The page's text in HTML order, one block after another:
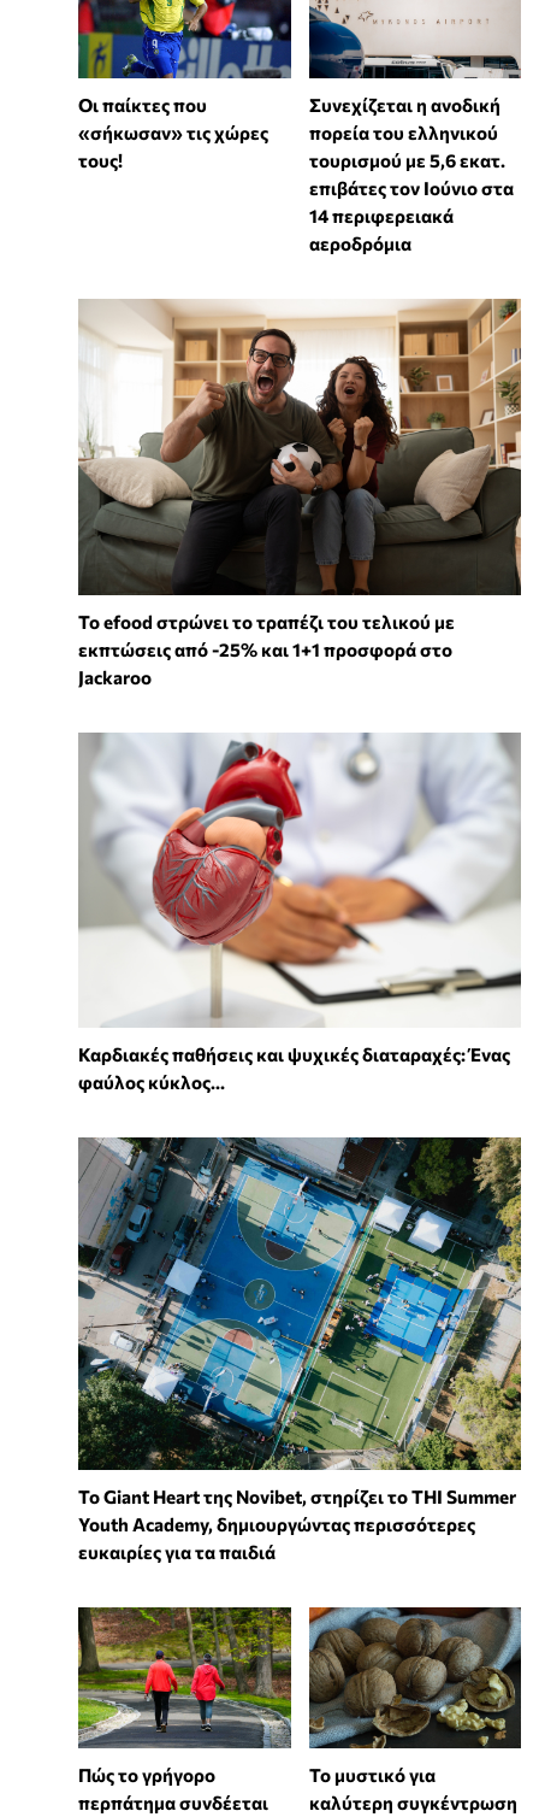
Οι παίκτες που
«σήκωσαν» τις χώρες
τους!
Συνεχίζεται η ανοδική
πορεία του ελληνικού
τουρισμού με 5,6 εκατ.
επιβάτες τον Ιούνιο στα
14 περιφερειακά
αεροδρόμια
Το efood στρώνει το τραπέζι του τελικού με
εκπτώσεις από -25% και 1+1 προσφορά στο
Jackaroo
Καρδιακές παθήσεις και ψυχικές διαταραχές: Ένας
φαύλος κύκλος...
To Giant Heart της Novibet, στηρίζει το THI Summer
Youth Academy, δημιουργώντας περισσότερες
ευκαιρίες για τα παιδιά
Πώς το γρήγορο
περπάτημα συνδέεται
Το μυστικό για
καλύτερη συγκέντρωση